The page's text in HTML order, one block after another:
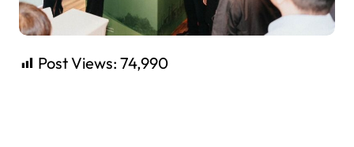
Post Views: 74,990